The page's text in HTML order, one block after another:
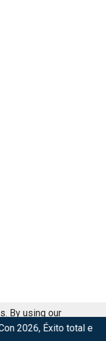
en la convención.
By using our
Got it